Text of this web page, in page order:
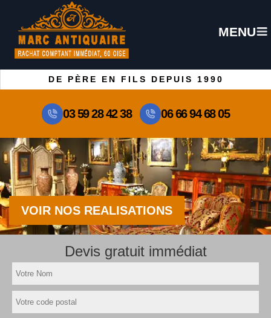
MENU
DE PÈRE EN FILS DEPUIS 1990
03 59 28 42 38 06 66 94 68 05
VOIR NOS REALISATIONS
Devis gratuit immédiat